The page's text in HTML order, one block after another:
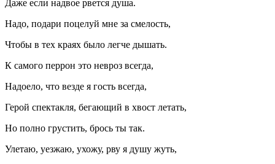
Даже если надвое рвется душа.
Надо, подари поцелуй мне за смелость,
Чтобы в тех краях было легче дышать.
К самого перрон это невроз всегда,
Надоело, что везде я гость всегда,
Герой спектакля, бегающий в хвост летать,
Но полно грустить, брось ты так.
Улетаю, уезжаю, ухожу, рву я душу жуть,